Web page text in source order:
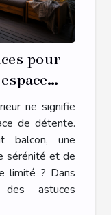
pour
détente
ne signifie
de détente.
balcon, une
sérénité et de
limité ? Dans
astuces